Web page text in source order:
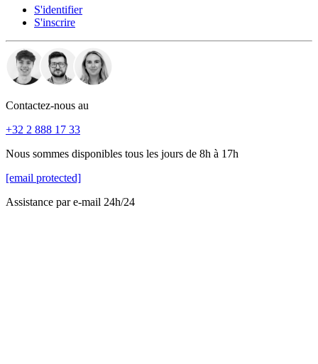
S'identifier
S'inscrire
Contactez-nous au
+32 2 888 17 33
Nous sommes disponibles tous les jours de 8h à 17h
[email protected]
Assistance par e-mail 24h/24